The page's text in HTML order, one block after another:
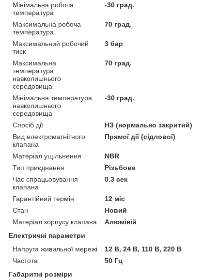
Мінімальна робоча
температура
-30 град.
Максимальна робоча
температура
70 град.
Максимальний робочий
тиск
3 бар
Максимальна
температура
навколишнього
середовища
70 град.
Мінімальна температура
навколишнього
середовища
-30 град.
Спосіб дії
НЗ (нормально закритий)
Вид електромагнітного
клапана
Прямої дії (сідлової)
Матеріал ущільнення
NBR
Тип приєднання
Різьбове
Час спрацьовування
клапана
0.3 сек
Гарантійний термін
12 міс
Стан
Новий
Матеріал корпусу клапана
Алюміній
Електричні параметри
Напруга живильної мережі
12 В, 24 В, 110 В, 220 В
Частота
50 Гц
Габаритні розміри